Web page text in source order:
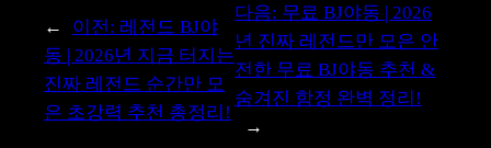
← 이전: 레전드 BJ야
동 | 2026년 지금 터지는
진짜 레전드 순간만 모
은 초강력 추천 총정리!
다음: 무료 BJ야동 | 2026
년 진짜 레전드만 모은 안
전한 무료 BJ야동 추천 &
숨겨진 함정 완벽 정리!
→